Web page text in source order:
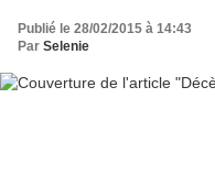
Publié le 28/02/2015 à 14:43
Par Selenie